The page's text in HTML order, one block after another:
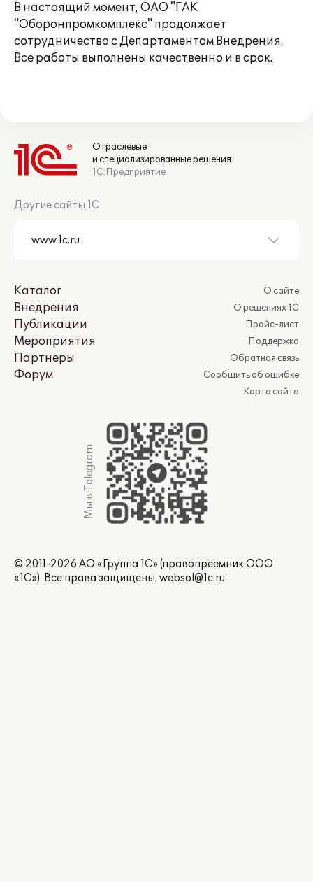
В настоящий момент, ОАО "ГАК
"Оборонпромкомплекс" продолжает
сотрудничество с Департаментом Внедрения.
Все работы выполнены качественно и в срок.
Отраслевые
и специализированные решения
1С:Предприятие
Другие сайты 1С
Каталог
Внедрения
Публикации
Мероприятия
Партнеры
Форум
О сайте
О решениях 1С
Прайс-лист
Поддержка
Обратная связь
Сообщить об ошибке
Карта сайта
Мы в Telegram
© 2011-2026 АО «Группа 1С» (правопреемник ООО
«1С»). Все права защищены. websol@1c.ru